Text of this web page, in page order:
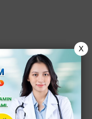
nyeri sehingga
X